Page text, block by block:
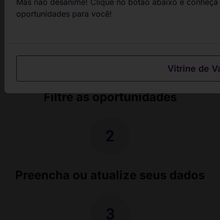
passos
Filtre as oportunidades
Preencha ou atualize seus dados
Mas não desanime! Clique no botão abaixo e
oportunidades para você!
Vitrine de